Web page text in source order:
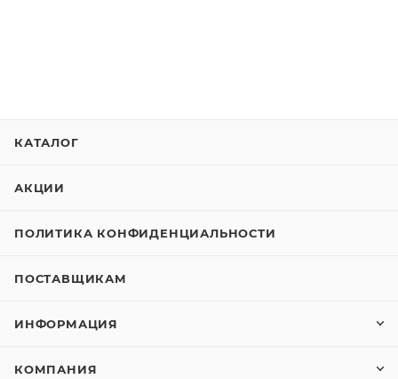
КАТАЛОГ
АКЦИИ
ПОЛИТИКА КОНФИДЕНЦИАЛЬНОСТИ
ПОСТАВЩИКАМ
ИНФОРМАЦИЯ
КОМПАНИЯ